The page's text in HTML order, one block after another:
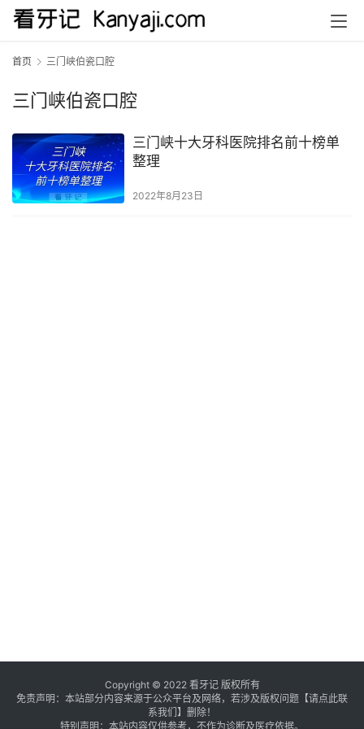
首页 三门峡伯瓷口腔
三门峡伯瓷口腔
三门峡十大牙科医院排名前十榜单
整理
2022年8月23日
Copyright © 2022 看牙记 版权所有
免责声明：本站部分内容来源于公众平台及网络，若涉及版权问题【请点此联
系我们 】 删除！
特别声明：本站内容仅供参考，不作为诊断及医疗依据。